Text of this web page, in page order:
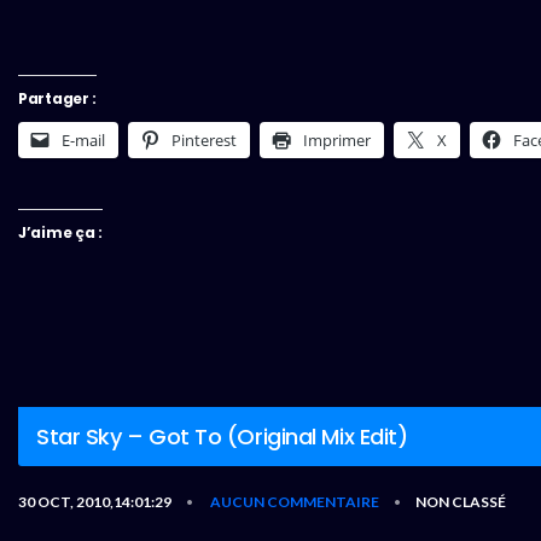
Partager :
E-mail Pinterest Imprimer X
J’aime ça :
Star Sky – Got To (Original Mix Edit)
30 OCT, 2010,14:01:29 • AUCUN COMMENTAIRE • NON CLASSÉ